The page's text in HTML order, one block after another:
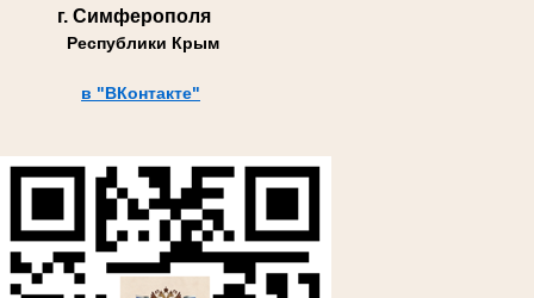
г. Симферополя
Республики Крым
в "ВКонтакте"